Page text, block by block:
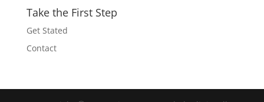
Take the First Step
Get Stated
Contact